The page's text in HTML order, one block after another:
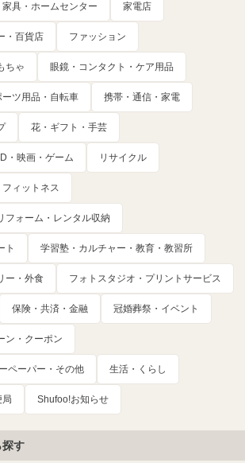
家具・ホームセンター 家電店
・百貨店 ファッション
ちゃ 眼鏡・コンタクト・ケア用品
ーツ用品・自転車 携帯・通信・家電
花・ギフト・手芸
・映画・ゲーム リサイクル
ィットネス
フォーム・レンタル収納
ト 学習塾・カルチャー・教育・教習所
ー・外食 フォトスタジオ・プリントサービス
保険・共済・金融 冠婚葬祭・イベント
ン・クーポン
ペーパー・その他 生活・くらし
局 Shufoo!お知らせ
探す